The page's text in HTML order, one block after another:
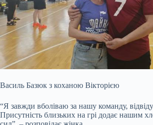
Василь Базюк з коханою Вікторією
“Я завжди вболіваю за нашу команду,
Присутність близьких на грі додає нашим